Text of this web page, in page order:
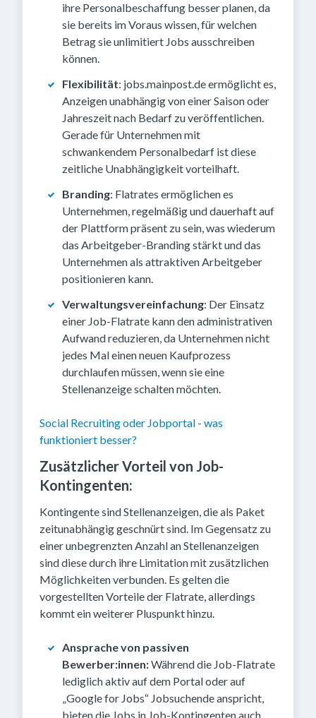
ihre Personalbeschaffung besser planen, da
sie bereits im Voraus wissen, für welchen
Betrag sie unlimitiert Jobs ausschreiben
können.
Flexibilität: jobs.mainpost.de ermöglicht es,
Anzeigen unabhängig von einer Saison oder
Jahreszeit nach Bedarf zu veröffentlichen.
Gerade für Unternehmen mit
schwankendem Personalbedarf ist diese
zeitliche Unabhängigkeit vorteilhaft.
Branding: Flatrates ermöglichen es
Unternehmen, regelmäßig und dauerhaft auf
der Plattform präsent zu sein, was wiederum
das Arbeitgeber-Branding stärkt und das
Unternehmen als attraktiven Arbeitgeber
positionieren kann.
Verwaltungsvereinfachung: Der Einsatz
einer Job-Flatrate kann den administrativen
Aufwand reduzieren, da Unternehmen nicht
jedes Mal einen neuen Kaufprozess
durchlaufen müssen, wenn sie eine
Stellenanzeige schalten möchten.
Social Recruiting oder Jobportal - was
funktioniert besser?
Zusätzlicher Vorteil von Job-
Kontingenten:
Kontingente sind Stellenanzeigen, die als Paket
zeitunabhängig geschnürt sind. Im Gegensatz zu
einer unbegrenzten Anzahl an Stellenanzeigen
sind diese durch ihre Limitation mit zusätzlichen
Möglichkeiten verbunden. Es gelten die
vorgestellten Vorteile der Flatrate, allerdings
kommt ein weiterer Pluspunkt hinzu.
Ansprache von passiven
Bewerber:innen:Während die Job-Flatrate
lediglich aktiv auf dem Portal oder auf
„Google for Jobs“ Jobsuchende anspricht,
bieten die Jobs in Job-Kontingenten auch